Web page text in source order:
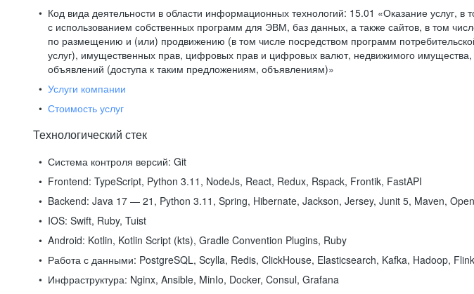
Код вида деятельности в области информационных технологий: 15.01 «Оказание услуг, в
с использованием собственных программ для ЭВМ, баз данных, а также сайтов, в том
по размещению и (или) продвижению (в том числе посредством программ
услуг), имущественных прав, цифровых прав и цифровых валют, недвижимого
объявлений (доступа к таким предложениям, объявлениям)»
Услуги компании
Стоимость услуг
Технологический стек
Система контроля версий: Git
Frontend: TypeScript, Python 3.11, NodeJs, React, Redux, Rspack, Frontik, FastAPI
Backend: Java 17 — 21, Python 3.11, Spring, Hibernate, Jackson, Jersey, Junit 5, Maven,
IOS: Swift, Ruby, Tuist
Android: Kotlin, Kotlin Script (kts), Gradle Convention Plugins, Ruby
Работа с данными: PostgreSQL, Scylla, Redis, ClickHouse, Elasticsearch, Kafka, Hadoop,
Инфраструктура: Nginx, Ansible, MinIo, Docker, Consul, Grafana